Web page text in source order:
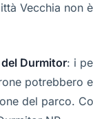
Vecchia non
Durmitor: i
potrebbero
del parco.